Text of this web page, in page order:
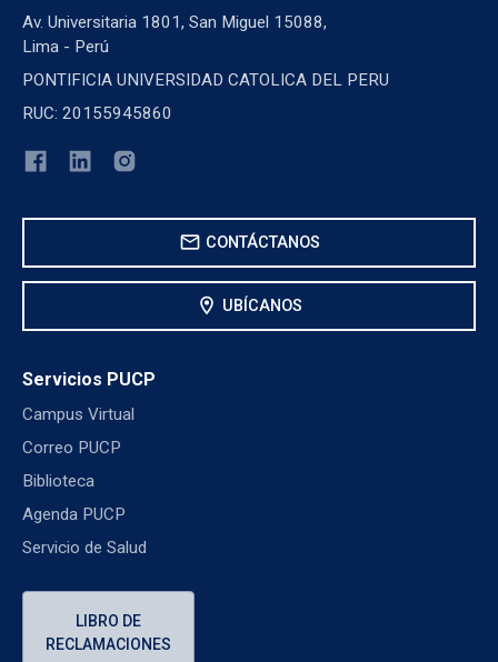
Av. Universitaria 1801, San Miguel 15088,
Lima - Perú
PONTIFICIA UNIVERSIDAD CATOLICA DEL PERU
RUC: 20155945860
mail CONTÁCTANOS
location_on UBÍCANOS
Servicios PUCP
Campus Virtual
Correo PUCP
Biblioteca
Agenda PUCP
Servicio de Salud
LIBRO DE
RECLAMACIONES